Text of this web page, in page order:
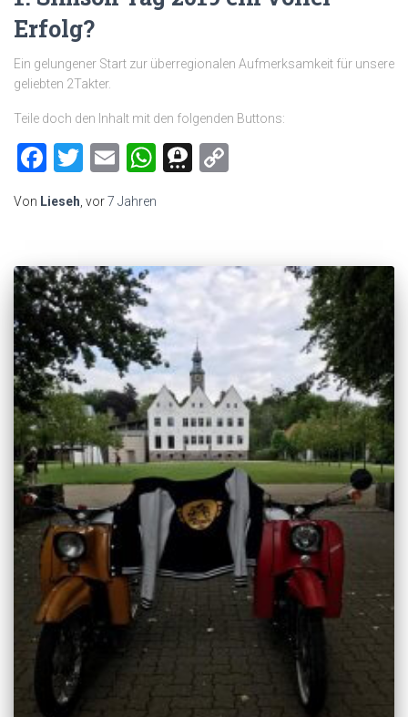
Erfolg?
Ein gelungener Start zur überregionalen Aufmerksamkeit für unsere
geliebten 2Takter.
Teile doch den Inhalt mit den folgenden Buttons:
Facebook
Twitter
EmailWhatsApp
Threema
Von Lieseh , vor7 Jahren